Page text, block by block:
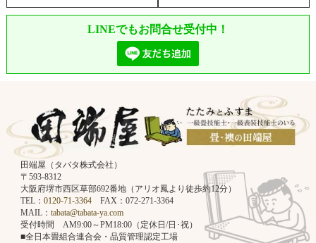
LINEでもお問合せ受付中！
田端屋（タバタ株式会社）
〒593-8312
大阪府堺市西区草部692番地（アリオ鳳より徒歩約12分）
TEL： 0120-71-3364FAX：072-271-3364
MAIL： tabata@tabata-ya.com
受付時間 AM9:00～PM18:00（定休日/日･祝）
■全日本畳組合連合会・品質管理認定工場